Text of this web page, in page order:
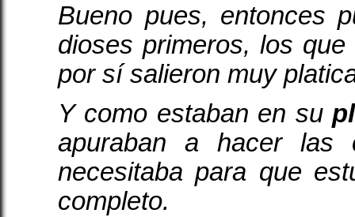
Bueno pues, entonces
dioses primeros, los
por sí salieron muy
Y como estaban en su
apuraban a hacer las
necesitaba para que
completo.